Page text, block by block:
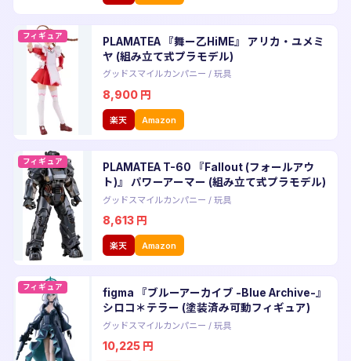
フィギュア
PLAMATEA 『舞ー乙HiME』 アリカ・ユメミ
ヤ (組み立て式プラモデル)
グッドスマイルカンパニー / 玩具
8,900 円
楽天 Amazon
フィギュア
PLAMATEA T-60 『Fallout (フォールアウ
ト)』 パワーアーマー (組み立て式プラモデル)
グッドスマイルカンパニー / 玩具
8,613 円
楽天 Amazon
フィギュア
figma 『ブルーアーカイブ -Blue Archive-』
シロコ＊テラー (塗装済み可動フィギュア)
グッドスマイルカンパニー / 玩具
10,225 円